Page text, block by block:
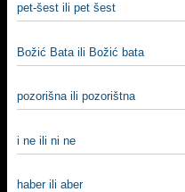
pet-šest ili pet šest
Božić Bata ili Božić bata
pozorišna ili pozorištna
i ne ili ni ne
haber ili aber